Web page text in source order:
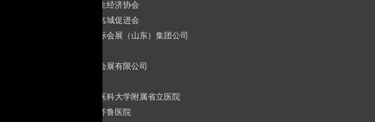
山东省卫生经济协会
济南康养名城促进会
新丞华国际会展（山东）集团公司
山东丞华会展有限公司
山东第—医科大学附属省立医院
山东大学齐鲁医院